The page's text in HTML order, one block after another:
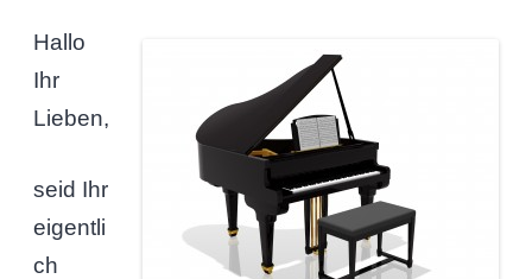
Hallo
Ihr
Lieben,
seid Ihr
eigentli
ch